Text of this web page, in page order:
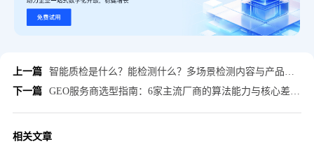
上一篇
智能质检是什么？能检测什么？多场景检测内容与产品价值科普
下一篇
GEO服务商选型指南：6家主流厂商的算法能力与核心差异（2026版）
相关文章